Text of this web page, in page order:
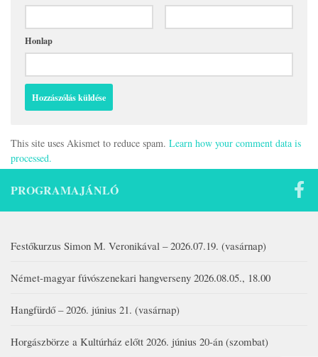
Honlap
This site uses Akismet to reduce spam. Learn how your comment data is
processed.
PROGRAMAJÁNLÓ
Festőkurzus Simon M. Veronikával – 2026.07.19. (vasárnap)
Német-magyar fúvószenekari hangverseny 2026.08.05., 18.00
Hangfürdő – 2026. június 21. (vasárnap)
Horgászbörze a Kultúrház előtt 2026. június 20-án (szombat)